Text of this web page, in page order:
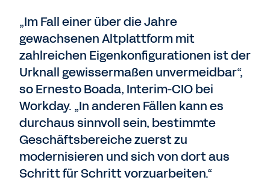
„Im Fall einer über die Jahre
gewachsenen Altplattform mit
zahlreichen Eigenkonfigurationen ist der
Urknall gewissermaßen unvermeidbar“,
so Ernesto Boada, Interim-CIO bei
Workday. „In anderen Fällen kann es
durchaus sinnvoll sein, bestimmte
Geschäftsbereiche zuerst zu
modernisieren und sich von dort aus
Schritt für Schritt vorzuarbeiten.“